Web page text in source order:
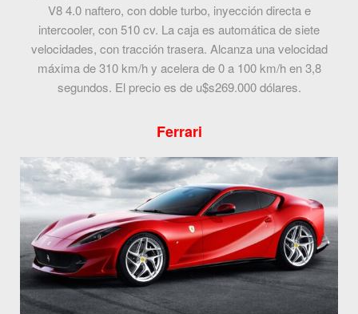
V8 4.0 naftero, con doble turbo, inyección directa e
intercooler, con 510 cv. La caja es automática de siete
velocidades, con tracción trasera. Alcanza una velocidad
máxima de 310 km/h y acelera de 0 a 100 km/h en 3,8
segundos. El precio es de u$s269.000 dólares.
Ferrari